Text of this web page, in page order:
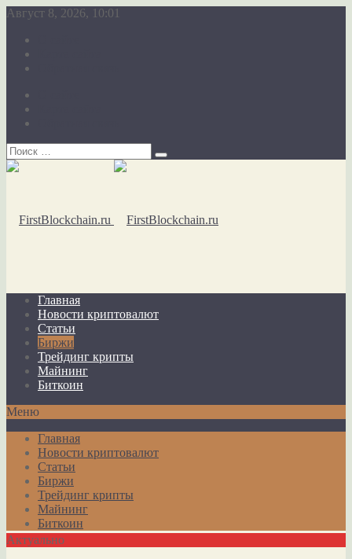
Август 8, 2026, 10:01
Главная
Новости криптовалют
Статьи
Биржи
Трейдинг крипты
Майнинг
Биткоин
Меню
Главная
Новости криптовалют
Статьи
Биржи
Трейдинг крипты
Майнинг
Биткоин
Актуально